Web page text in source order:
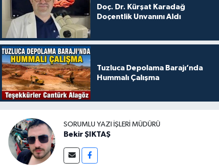
Doç. Dr. Kürşat Karadağ
Doçentlik Unvanını Aldı
Tuzluca Depolama Barajı’nda
Hummalı Çalışma
SORUMLU YAZI İŞLERI MÜDÜRÜ
Bekir ŞIKTAŞ